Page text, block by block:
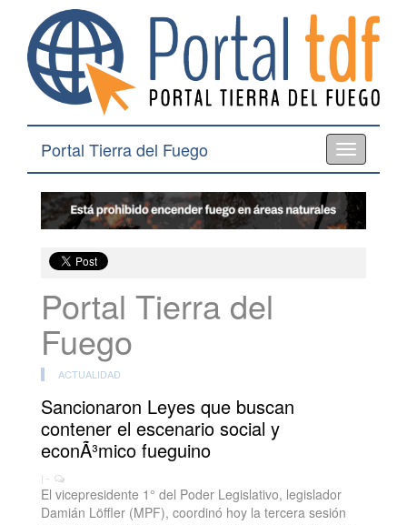
Toggle
navigation
Portal Tierra del Fuego
Portal Tierra del
Fuego
ACTUALIDAD
Sancionaron Leyes que buscan
contener el escenario social y
econÃ³mico fueguino
| -
El vicepresidente 1° del Poder Legislativo, legislador
Damián Löffler (MPF), coordinó hoy la tercera sesión